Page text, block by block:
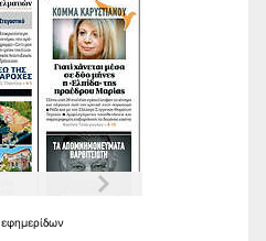
εφημερίδων